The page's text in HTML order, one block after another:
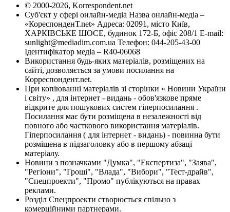
© 2000-2026, Korrespondent.net
Суб'єкт у сфері онлайн-медіа Назва онлайн-медіа –
«КореспонденТ.net» Адреса: 02091, місто Київ,
ХАРКІВСЬКЕ ШОСЕ, будинок 172-Б, офіс 208/1 E-mail:
sunlight@mediadim.com.ua Телефон: 044-205-43-00
Ідентифікатор медіа – R40-06068
Використання будь-яких матеріалів, розміщених на
сайті, дозволяється за умови посилання на
Корреспондент.net.
При копіюванні матеріалів зі сторінки « Новини України
і світу» , для інтернет - видань - обов'язкове пряме
відкрите для пошукових систем гіперпосилання .
Посилання має бути розміщена в незалежності від
повного або часткового використання матеріалів.
Гіперпосилання ( для інтернет - видань) - повинна бути
розміщена в підзаголовку або в першому абзаці
матеріалу.
Новини з позначками "Думка", "Експертиза", "Заява",
"Регіони", "Гроші", "Влада", "Вибори", "Тест-драйв",
"Спецпроекти", "Промо" публікуються на правах
реклами.
Розділ Спецпроекти створюється спільно з
комерційними партнерами.